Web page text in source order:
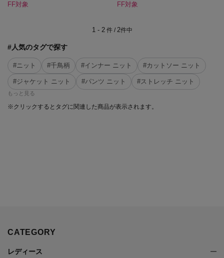
FF対象
FF対象
1 - 2件 / 2件中
#人気のタグで探す
#ニット #千鳥柄 #インナー ニット #カットソー ニット
#ジャケット ニット #パンツ ニット #ストレッチ ニット
もっと見る
※クリックするとタグに関連した商品が表示されます。
CATEGORY
レディース